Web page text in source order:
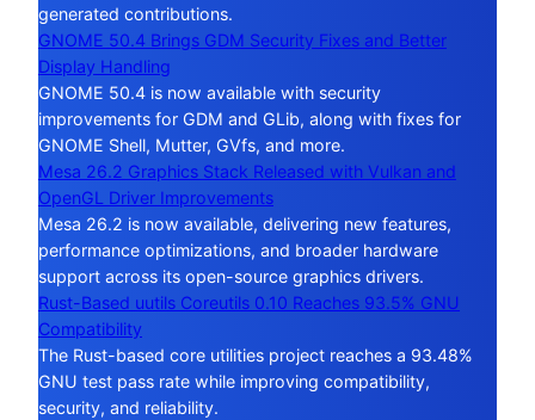
generated contributions.
GNOME 50.4 Brings GDM Security Fixes and Better
Display Handling
GNOME 50.4 is now available with security
improvements for GDM and GLib, along with fixes for
GNOME Shell, Mutter, GVfs, and more.
Mesa 26.2 Graphics Stack Released with Vulkan and
OpenGL Driver Improvements
Mesa 26.2 is now available, delivering new features,
performance optimizations, and broader hardware
support across its open-source graphics drivers.
Rust-Based uutils Coreutils 0.10 Reaches 93.5% GNU
Compatibility
The Rust-based core utilities project reaches a 93.48%
GNU test pass rate while improving compatibility,
security, and reliability.